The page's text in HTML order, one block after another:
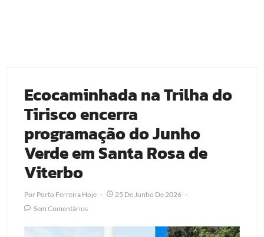
Ecocaminhada na Trilha do
Tirisco encerra
programação do Junho
Verde em Santa Rosa de
Viterbo
Por Porto Ferreira Hoje
25 De Junho De 2026
Sem Comentários